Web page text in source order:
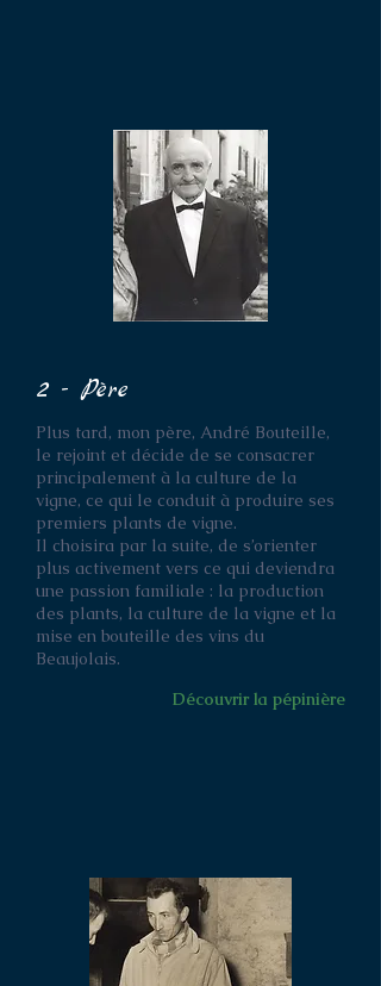
2 - Père
Plus tard, mon père, André Bouteille,
le rejoint et décide de se consacrer
principalement à la culture de la
vigne, ce qui le conduit à produire ses
premiers plants de vigne.
Il choisira par la suite, de s’orienter
plus activement vers ce qui deviendra
une passion familiale : la production
des plants, la culture de la vigne et la
mise en bouteille des vins du
Beaujolais.
Découvrir la pépinière